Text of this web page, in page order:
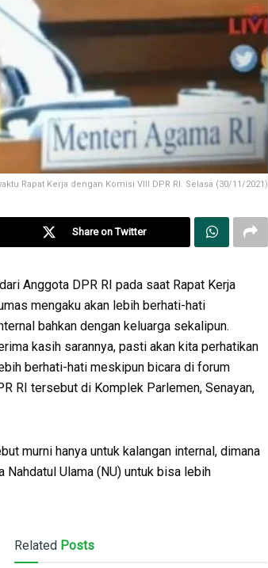
Rapat Kerja dengan Komisi VIII DPR RI. Selasa (30/11/2021)
Share on Twitter
Anggota DPR RI pada saat Rapat Kerja
mengaku akan lebih berhati-hati
bahkan dengan keluarga sekalipun.
kasih sarannya, pasti akan kita perhatikan
berhati-hati meskipun bicara di forum
RI tersebut di Komplek Parlemen, Senayan,
murni hanya untuk kalangan internal, dimana
Ulama (NU) untuk bisa lebih
Related Posts